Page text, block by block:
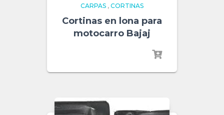
CARPAS , CORTINAS
Cortinas en lona para
motocarro Bajaj